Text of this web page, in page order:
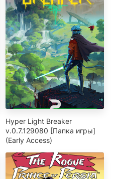
Hyper Light Breaker
v.0.7.129080 [Папка игры]
(Early Access)